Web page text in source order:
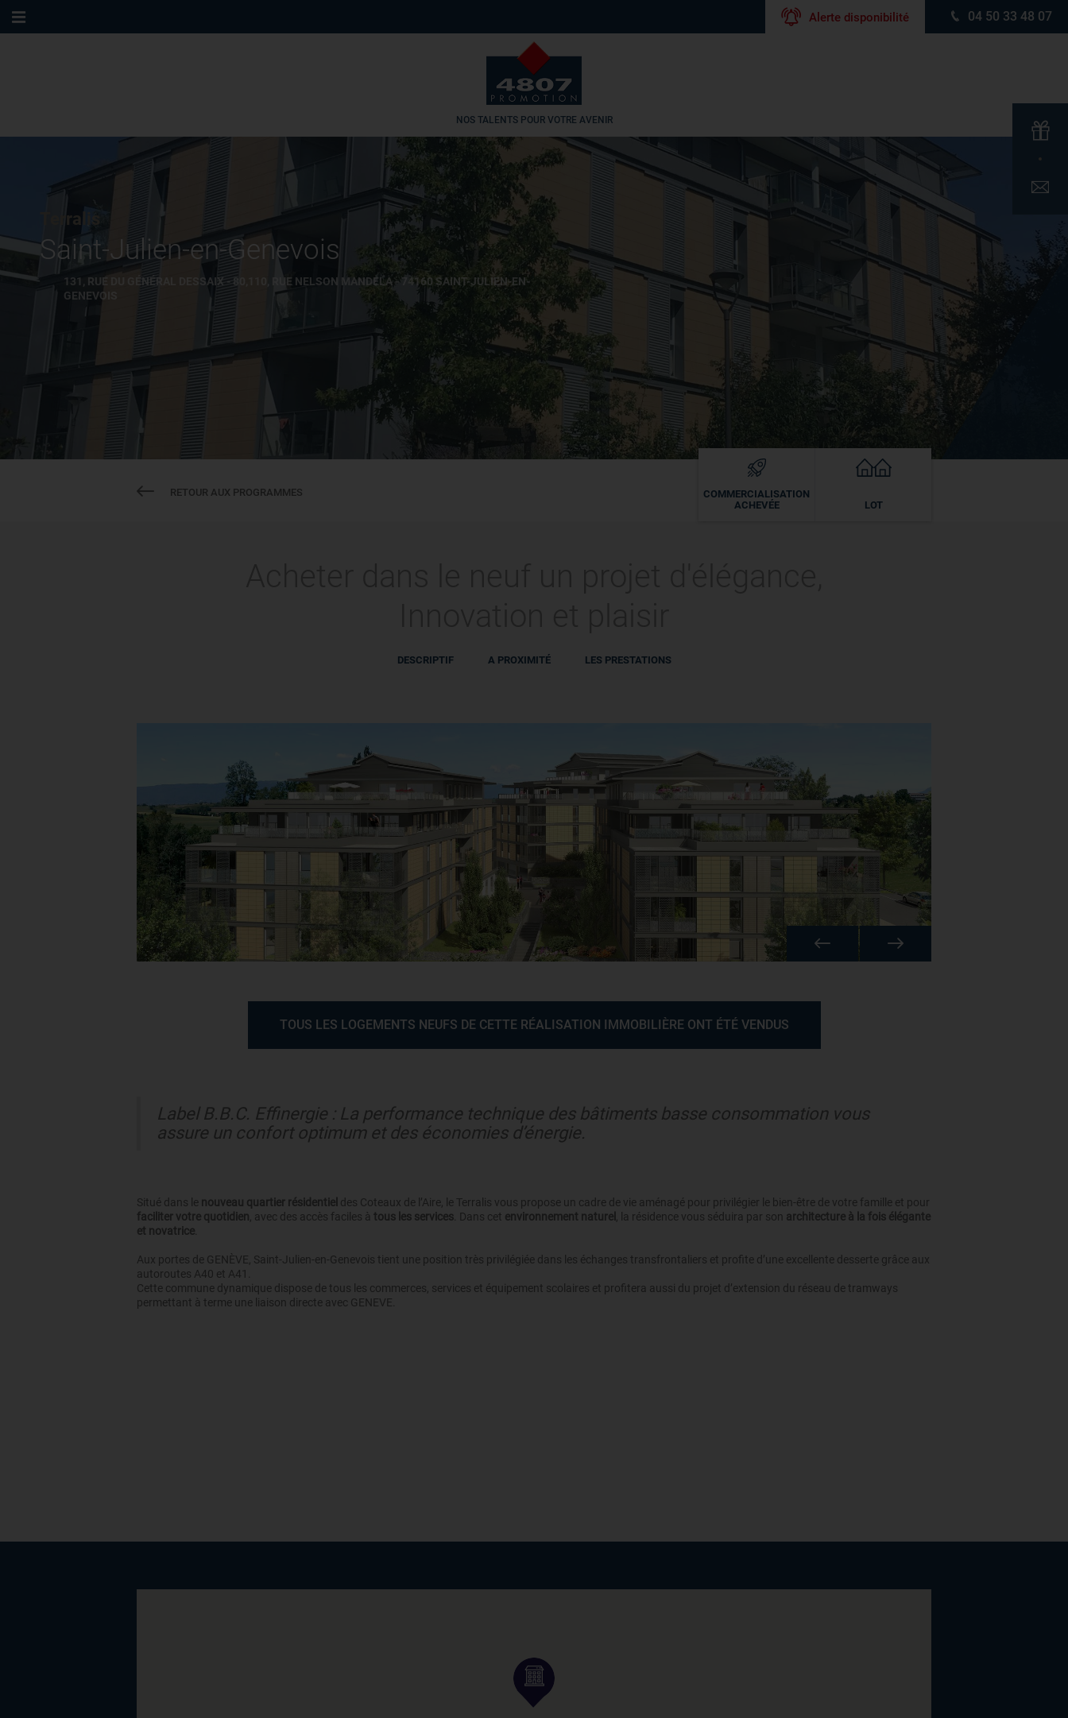
NOS TALENTS POUR VOTRE AVENIR
Alerte disponibilité 04 50 33 48 07
Terralis
Saint-Julien-en-Genevois
131, RUE DU GÉNÉRAL DESSAIX - 80,110, RUE NELSON MANDELA - 74160 SAINT-JULIEN-EN-
GENEVOIS
RETOUR AUX PROGRAMMES
COMMERCIALISATION
ACHEVÉE
LOT
DESCRIPTIF A PROXIMITÉ LES PRESTATIONS
TOUS LES LOGEMENTS NEUFS DE CETTE RÉALISATION IMMOBILIÈRE ONT ÉTÉ VENDUS
Label B.B.C. Effinergie : La performance technique des bâtiments basse consommation vous
assure un confort optimum et des économies d’énergie.
Situé dans le nouveau quartier résidentiel des Coteaux de l’Aire, le Terralis vous propose un cadre de vie aménagé pour privilégier le bien-être de votre famille et pour
faciliter votre quotidien , avec des accès faciles à tous les services . Dans cet environnement naturel , la résidence vous séduira par son architecture à la fois élégante
et novatrice
Aux portes de GENÈVE, Saint-Julien-en-Genevois tient une position très privilégiée dans les échanges transfrontaliers et profite d’une excellente desserte grâce aux
autoroutes A40 et A41.
Cette commune dynamique dispose de tous les commerces, services et équipement scolaires et profitera aussi du projet d’extension du réseau de tramways
permettant à terme une liaison directe avec GENEVE.